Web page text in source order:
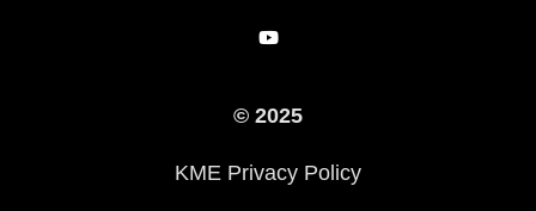
© 2025
KME Privacy Policy